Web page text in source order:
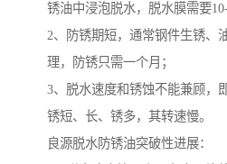
锈油中浸泡脱水，脱水膜需要10-
2、防锈期短，通常钢件生锈、
理，防锈只需一个月；
3、脱水速度和锈蚀不能兼顾，
锈短、长、锈多，其转速慢。
良源脱水防锈油突破性进展：